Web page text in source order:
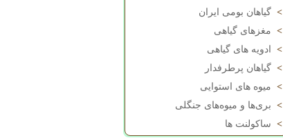
> گیاهان بومی ایران
> مغزهای گیاهی
>
ادویه های گیاهی
> گیاهان پرطرفدار
> میوه های استوایی
> بری‌ها و میوه‌های جنگلی
> ساکولنت ها